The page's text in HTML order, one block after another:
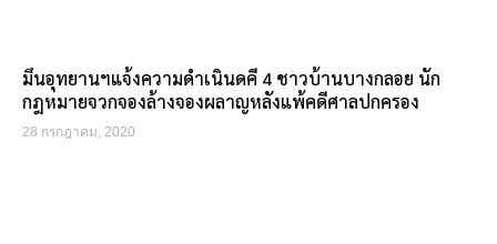
มึนอุทยานฯแจ้งความดำเนินดคี 4 ชาวบ้านบางกลอย นัก
กฎหมายจวกจองล้างจองผลาญหลังแพ้คดีศาลปกครอง
28 กรกฎาคม, 2020